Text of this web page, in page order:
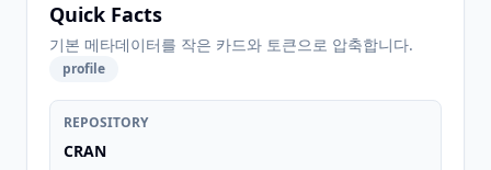
Quick Facts
기본 메타데이터를 작은 카드와 토큰으로 압축합니다.
profile
REPOSITORY
CRAN